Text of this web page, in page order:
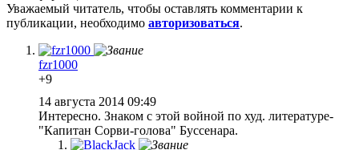
Уважаемый читатель, чтобы оставлять комментарии к
публикации, необходимо авторизоваться.
fzr1000
+9
14 августа 2014 09:49
Интересно. Знаком с этой войной по худ. литературе-
"Капитан Сорви-голова" Буссенара.